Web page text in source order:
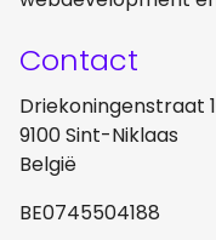
Contact
Driekoningenstraat
9100 Sint-Niklaas
België
BE0745504188